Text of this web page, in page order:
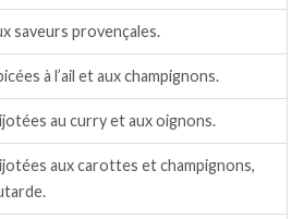
saveurs provençales.
à l’ail et aux champignons.
au curry et aux oignons.
aux carottes et champignons,